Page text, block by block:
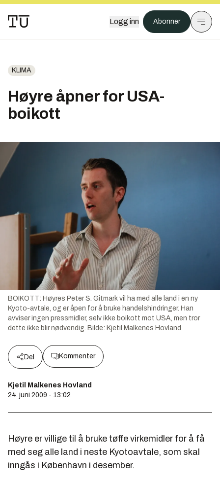
Logg inn Abonner
KLIMA
Høyre åpner for USA-
boikott
BOIKOTT: Høyres Peter S. Gitmark vil ha med alle land i en ny
Kyoto-avtale, og er åpen for å bruke handelshindringer. Han
avviser ingen pressmidler, selv ikke boikott mot USA, men tror
dette ikke blir nødvendig. Bilde: Kjetil Malkenes Hovland
Del Kommenter
Kjetil Malkenes Hovland
24. juni 2009 - 13:02
Høyre er villige til å bruke tøffe virkemidler for å få
med seg alle land i neste Kyotoavtale, som skal
inngås i København i desember.